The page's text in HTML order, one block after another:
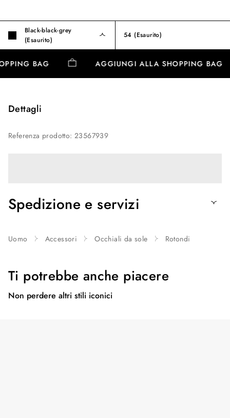
Black-black-grey
(Esaurito)
54 (Esaurito)
BAG AGGIUNGI ALLA SHOPPING BAG
Dettagli
Referenza prodotto:23567939
Spedizione e servizi
Uomo Accessori Occhiali da sole Rotondi
Ti potrebbe anche piacere
Non perdere altri stili iconici